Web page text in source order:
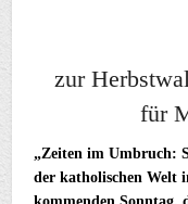
zur
für
„Zeiten im Umbruch:
der katholischen Welt